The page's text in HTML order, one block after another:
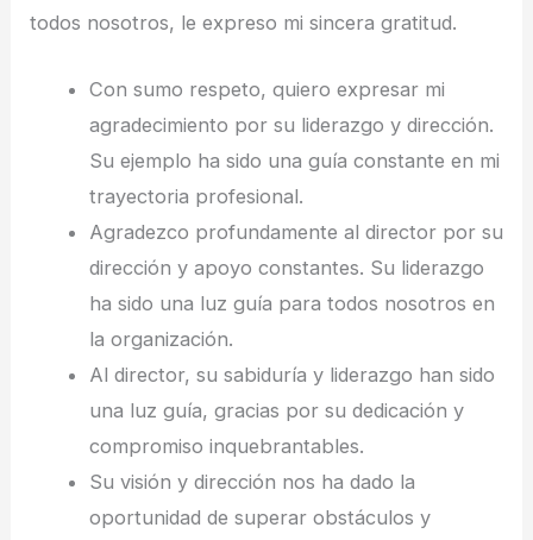
todos nosotros, le expreso mi sincera gratitud.
Con sumo respeto, quiero expresar mi
agradecimiento por su liderazgo y dirección.
Su ejemplo ha sido una guía constante en mi
trayectoria profesional.
Agradezco profundamente al director por su
dirección y apoyo constantes. Su liderazgo
ha sido una luz guía para todos nosotros en
la organización.
Al director, su sabiduría y liderazgo han sido
una luz guía, gracias por su dedicación y
compromiso inquebrantables.
Su visión y dirección nos ha dado la
oportunidad de superar obstáculos y